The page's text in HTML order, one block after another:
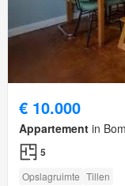
€ 10.000
Appartement in
5
Opslagruimte Tillen